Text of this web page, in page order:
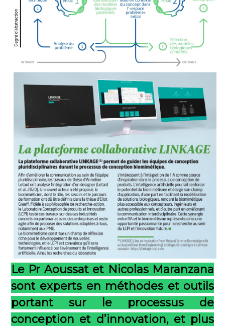
Le Pr Aoussat et Nicolas Maranzana
sont experts en méthodes et outils
portant sur le processus de
conception et d’innovation, et plus